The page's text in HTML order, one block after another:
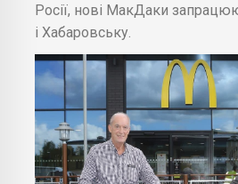
Росії, нові МакДаки
і Хабаровську.